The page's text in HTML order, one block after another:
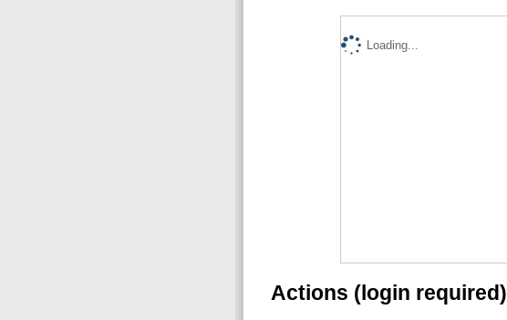
Loading...
Actions (login required)